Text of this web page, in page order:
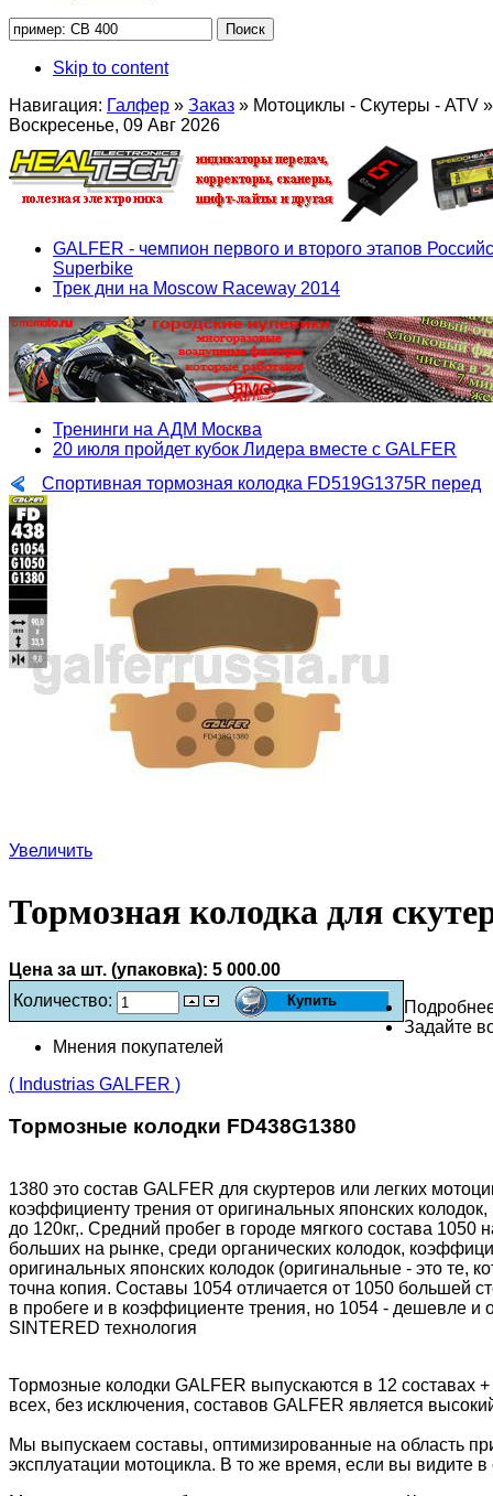
Skip to content
Навигация: Галфер » Заказ » Мотоциклы - Скутеры - ATV »
Воскресенье, 09 Авг 2026
GALFER - чемпион первого и второго этапов
Superbike
Трек дни на Moscow Raceway 2014
Тренинги на АДМ Москва
20 июля пройдет кубок Лидера вместе с GALFER
Спортивная тормозная колодка FD519G1375R перед
Увеличить
Тормозная колодка для
Цена за шт. (упаковка): 5 000.00
Количество:
Задайте
Мнения покупателей
( Industrias GALFER )
Тормозные колодки FD438G1380
1380 это состав GALFER для скуртеров или легких
коэффициенту трения от оригинальных японских
до 120кг,. Средний пробег в городе мягкого состава
больших на рынке, среди органических колодок,
оригинальных японских колодок (оригинальные - это те,
точна копия. Составы 1054 отличается от 1050 большей
в пробеге и в коэффициенте трения, но 1054 - дешевле и
SINTERED технология
Тормозные колодки GALFER выпускаются в 12 составах
всех, без исключения, составов GALFER является
Мы выпускаем составы, оптимизированные на область
эксплуатации мотоцикла. В то же время, если вы видите